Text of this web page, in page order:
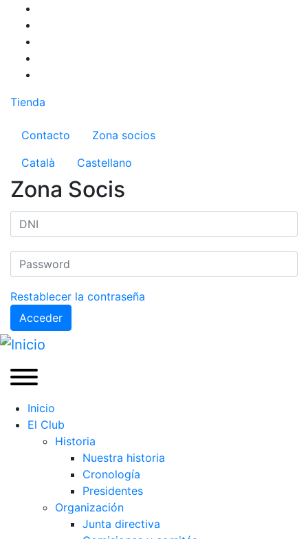
Pasar
contenido
principal
Tienda
Menú del compte d'usuari
Contacto
Zona socios
Català
Castellano
Zona Socis
Restablecer la contraseña
Acceder
Inicio
El Club
Historia
Nuestra historia
Cronología
Presidentes
Organización
Junta directiva